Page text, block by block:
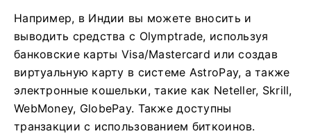
Например, в Индии вы можете вносить и
выводить средства с Olymptrade, используя
банковские карты Visa/Mastercard или создав
виртуальную карту в системе AstroPay, а также
электронные кошельки, такие как Neteller, Skrill,
WebMoney, GlobePay. Также доступны
транзакции с использованием биткоинов.